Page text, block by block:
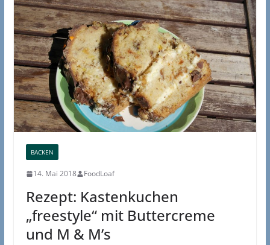
BACKEN
14. Mai 2018 FoodLoaf
Rezept: Kastenkuchen
„freestyle“ mit Buttercreme
und M & M’s